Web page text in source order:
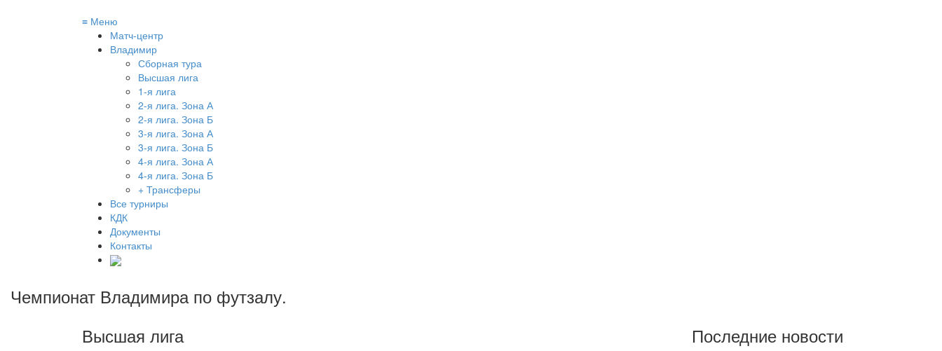
≡ Меню
Матч-центр
Владимир
Сборная тура
Высшая лига
1-я лига
2-я лига. Зона А
2-я лига. Зона Б
3-я лига. Зона А
3-я лига. Зона Б
4-я лига. Зона А
4-я лига. Зона Б
+ Трансферы
Все турниры
КДК
Документы
Контакты
Чемпионат Владимира по футзалу.
Высшая лига
Последние новости